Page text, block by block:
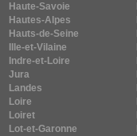
Haute-Savoie
Hautes-Alpes
Hauts-de-Seine
Ille-et-Vilaine
Indre-et-Loire
Jura
Landes
Loire
Loiret
Lot-et-Garonne